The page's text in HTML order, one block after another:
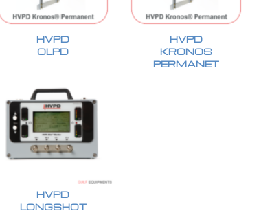
HVPD
OLPD
HVPD
KRONOS
PERMANET
HVPD
LONGSHOT